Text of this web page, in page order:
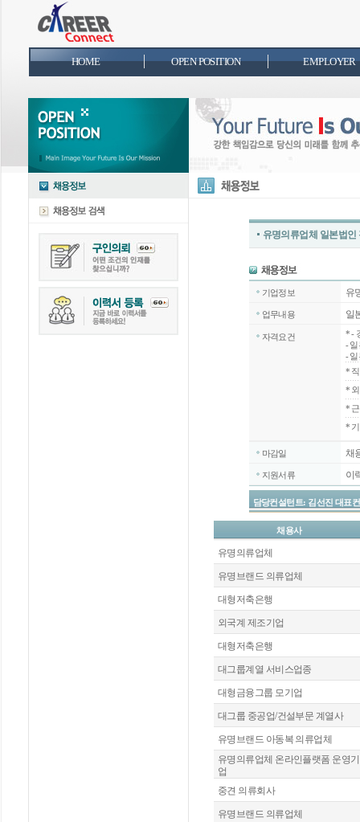
HOME OPEN POSITION EMPLOYER
유명의류업체 일본법
기업정보 유
업무내용 일
자격요건 *-
-
-
*
*
*
*
마감일 채
지원서류 이
담당컨설턴트: 김선진 대표
채용사
유명의류업체
유명브랜드 의류업체
대형저축은행
외국계 제조기업
대형저축은행
대그룹계열 서비스업종
대형금융그룹 모기업
대그룹 중공업/건설부문 계열사
유명브랜드 아동복 의류업체
유명의류업체 온라인플랫폼 운영기
업
중견 의류회사
유명브랜드 의류업체